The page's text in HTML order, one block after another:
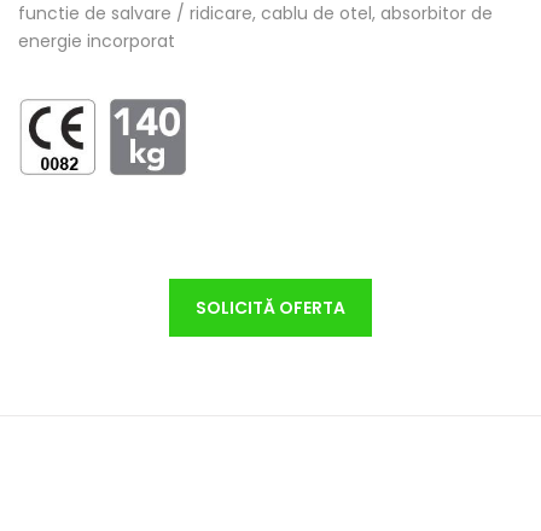
functie de salvare / ridicare, cablu de otel, absorbitor de
energie incorporat
SOLICITĂ OFERTA